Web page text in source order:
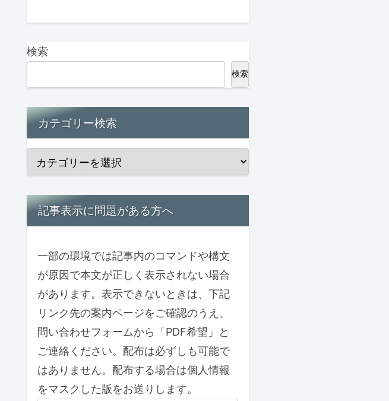
検索
検索
カテゴリー検索
記事表示に問題がある方へ
一部の環境では記事内のコマンドや構文
が原因で本文が正しく表示されない場合
があります。表示できないときは、下記
リンク先の案内ページをご確認のうえ、
問い合わせフォームから「PDF希望」と
ご連絡ください。配布は必ずしも可能で
はありません。配布する場合は個人情報
をマスクした版をお送りします。